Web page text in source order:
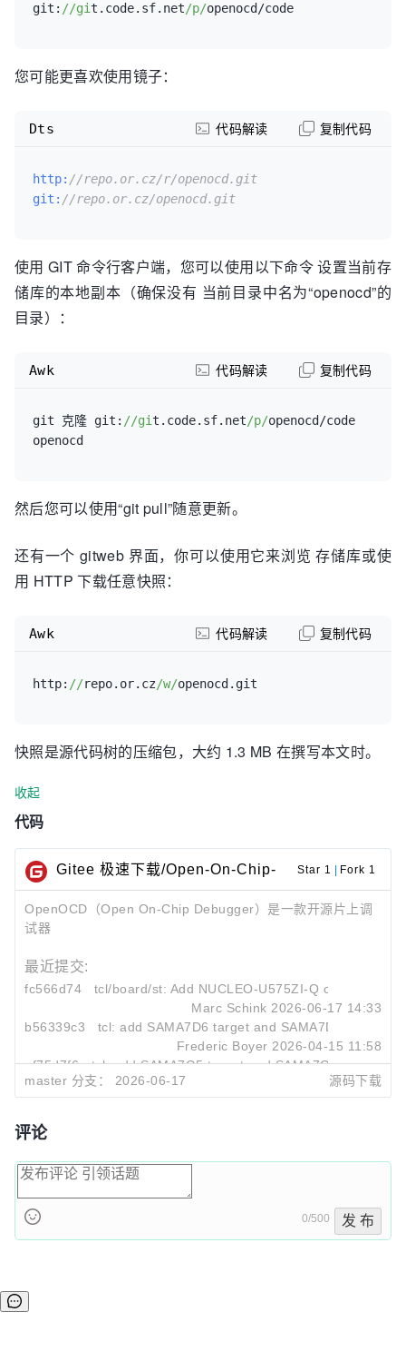
git: //git.code.sf.net/p/
您可能更喜欢使用镜子：
http: //repo.or.cz/r/openocd.git
git: //repo.or.cz/openocd.git
Dts 代码解读 复制代码
使用 GIT 命令行客户端，您可以使用以下命令 设置当前存
储库的本地副本（确保没有 当前目录中名为“openocd”的
目录）：
git 克隆 git: //git.code.sf.net/p/openocd/code
Awk 代码解读 复制代码
然后您可以使用“git pull”随意更新。
还有一个 gitweb 界面，你可以使用它来浏览 存储库或使
用 HTTP 下载任意快照：
http: //repo.or.cz/w/
Awk 代码解读 复制代码
快照是源代码树的压缩包，大约 1.3 MB 在撰写本文时。
收起
代码
Gitee 极速下载/Open-On-Chip-
Debugger
Star 1 Fork 1
OpenOCD（Open On-Chip Debugger）是一款开源片上调
试器
最近提交:
fc566d74
tcl/board/st: Add NUCLEO-U575ZI-Q config
Marc Schink 2026-06-17 14:33
b56339c3
tcl: add SAMA7D6 target and SAMA7D65
Frederic Boyer 2026-04-15 11:58
af75d7f6
tcl: add SAMA7G5 target and SAMA7G54-EK
Frederic Boyer
2026-04-15 11:57
master 分支： 2026-06-17 源码下载
评论
0/500 发 布